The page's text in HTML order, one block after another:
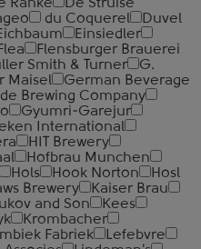
Ranke
De Struise
du Coquerel
Duvel
Einsiedler
Flea
Flensburger Brauerei
Smith & Turner
G.
Maisel
German Beverage
Brewing Company
Gyumri-Garejur
International
HIT Brewery
Hofbrau Munchen
Hols Hook Norton
Hosl
Brewery
Kaiser Brau
and Son
Kees
Krombacher
Fabriek
Lefebvre